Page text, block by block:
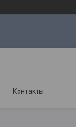
Контакты